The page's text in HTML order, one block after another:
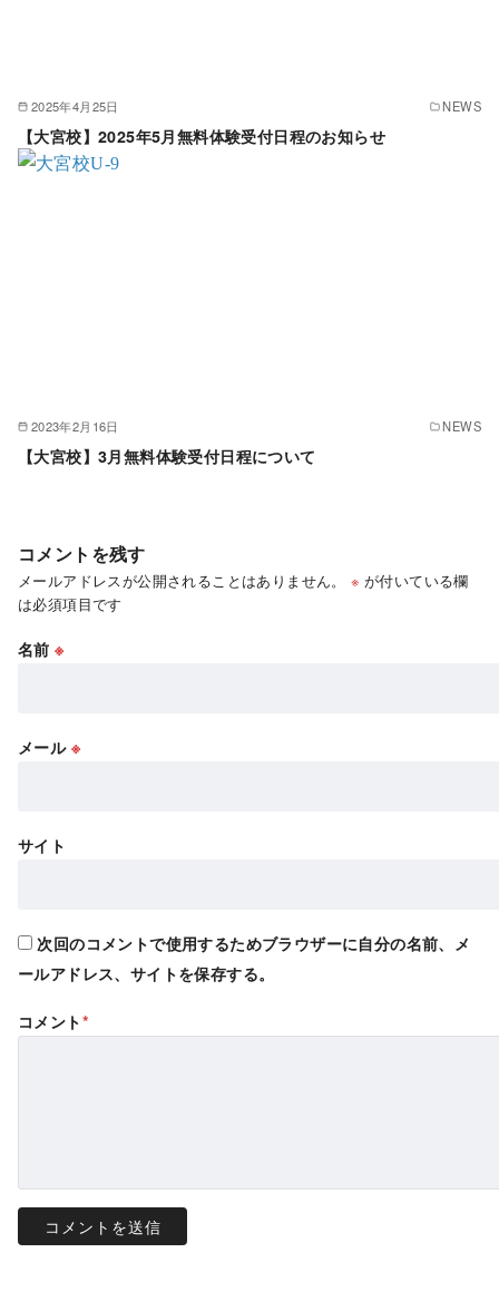
2025年4月25日 NEWS
【大宮校】2025年5月無料体験受付日程のお知らせ
2023年2月16日 NEWS
【大宮校】3月無料体験受付日程について
コメントを残す
メールアドレスが公開されることはありません。 ※ が付いている欄
は必須項目です
名前※
メール ※
サイト
次回のコメントで使用するためブラウザーに自分の名前、メ
ールアドレス、サイトを保存する。
コメント*